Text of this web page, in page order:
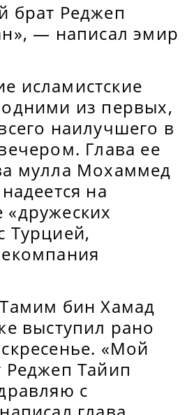
брат Реджеп
— написал эмир
исламистские
из первых,
наилучшего в
Глава ее
мулла Мохаммед
на
Турцией,
бин Хамад
выступил рано
«Мой
Реджеп Тайип
с